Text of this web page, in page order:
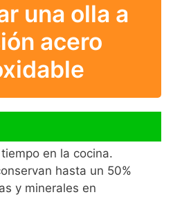
una olla a
acero
en la cocina.
hasta un 50%
y minerales en